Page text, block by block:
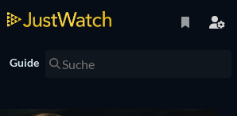
Guide